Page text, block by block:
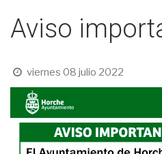
Aviso
viernes 08 julio 2022